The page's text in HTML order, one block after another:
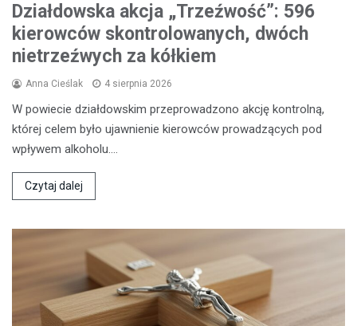
Działdowska akcja „Trzeźwość”: 596
kierowców skontrolowanych, dwóch
nietrzeźwych za kółkiem
Anna Cieślak 4 sierpnia 2026
W powiecie działdowskim przeprowadzono akcję kontrolną,
której celem było ujawnienie kierowców prowadzących pod
wpływem alkoholu.…
Czytaj dalej